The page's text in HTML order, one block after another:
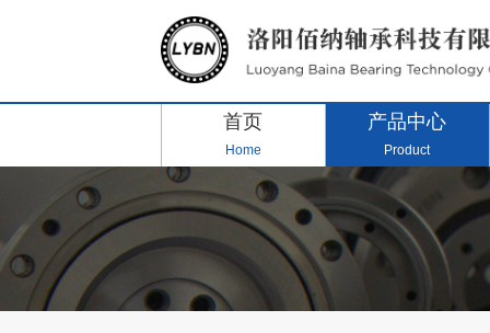
首页
Home
产品中心
Product